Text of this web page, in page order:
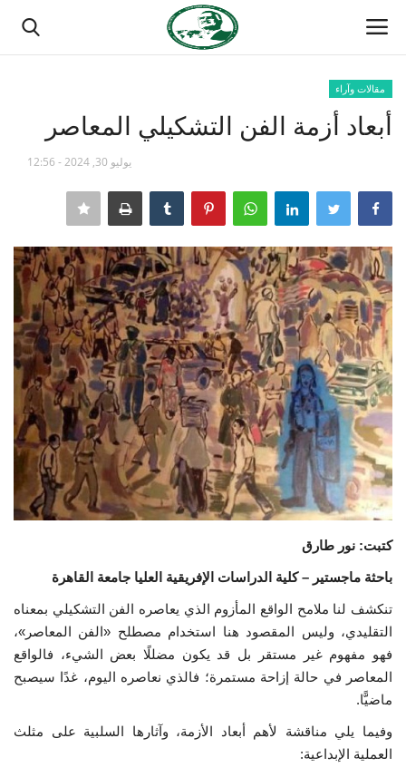
تسجيل الدخول
مدرسة الطليعة الوطنية
منتدى ناصر الدولي
حركة ناصر الشبابية
مصر
فريق العمل
إرث جمال عبدالناصر
أخبار
منحة ناصر للقيادة الدولية
مرجعياتنا
المواطن العالمي
فرص
مقالات وآراء
أبعاد أزمة الفن التشكيلي المعاصر
يوليو 30, 2024 - 12:56
كتبت: نور طارق
باحثة ماجستير – كلية الدراسات الإفريقية العليا جامعة القاهرة
تنكشف لنا ملامح الواقع المأزوم الذي يعاصره الفن التشكيلي بمعناه
التقليدي، وليس المقصود هنا استخدام مصطلح «الفن المعاصر»،
فهو مفهوم غير مستقر بل قد يكون مضللًا بعض الشيء، فالواقع
المعاصر في حالة إزاحة مستمرة؛ فالذي نعاصره اليوم، غدًا سيصبح
ماضيًّا.
وفيما يلي مناقشة لأهم أبعاد الأزمة، وآثارها السلبية على مثلث
العملية الإبداعية: